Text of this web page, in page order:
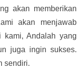
akan memberikan
akan menjawab
kami, Andalah yang
juga ingin sukses.
sendiri.